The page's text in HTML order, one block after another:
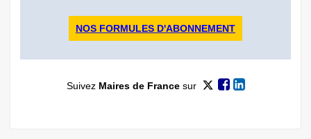
NOS FORMULES D'ABONNEMENT
Suivez Maires de Francesur